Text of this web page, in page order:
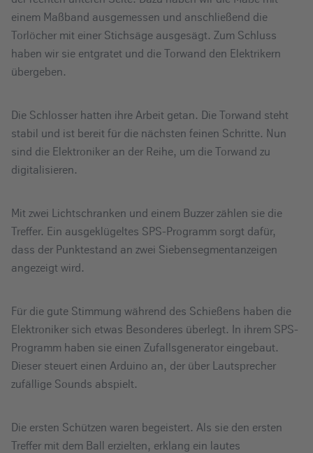
einem Maßband ausgemessen und anschließend die
Torlöcher mit einer Stichsäge ausgesägt. Zum Schluss
haben wir sie entgratet und die Torwand den Elektrikern
übergeben.
Die Schlosser hatten ihre Arbeit getan. Die Torwand steht
stabil und ist bereit für die nächsten feinen Schritte. Nun
sind die Elektroniker an der Reihe, um die Torwand zu
digitalisieren.
Mit zwei Lichtschranken und einem Buzzer zählen sie die
Treffer. Ein ausgeklügeltes SPS-Programm sorgt dafür,
dass der Punktestand an zwei Siebensegmentanzeigen
angezeigt wird.
Für die gute Stimmung während des Schießens haben die
Elektroniker sich etwas Besonderes überlegt. In ihrem SPS-
Programm haben sie einen Zufallsgenerator eingebaut.
Dieser steuert einen Arduino an, der über Lautsprecher
zufällige Sounds abspielt.
Die ersten Schützen waren begeistert. Als sie den ersten
Treffer mit dem Ball erzielten, erklang ein lautes